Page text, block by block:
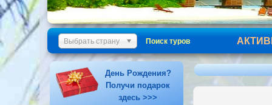
Выбрать страну Поиск туров
День Рождения?
Получи подарок
здесь >>>